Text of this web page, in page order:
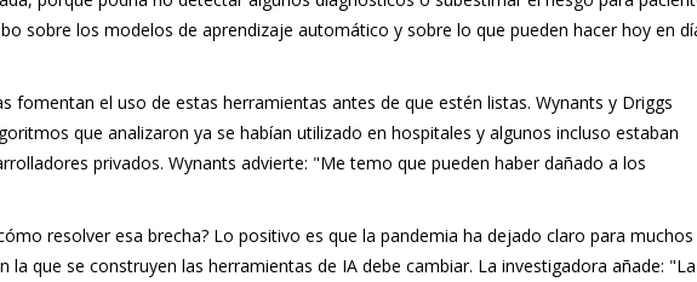
sobre los modelos de aprendizaje automático y sobre lo que pueden hacer hoy en
fomentan el uso de estas herramientas antes de que estén listas. Wynants y Driggs
que analizaron ya se habían utilizado en hospitales y algunos incluso estaban
privados. Wynants advierte: "Me temo que pueden haber dañado a los
resolver esa brecha? Lo positivo es que la pandemia ha dejado claro para muchos
la que se construyen las herramientas de IA debe cambiar. La investigadora añade: "La